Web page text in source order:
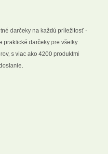
darčeky na každú príležitosť -
praktické darčeky pre všetky
s viac ako 4200 produktmi